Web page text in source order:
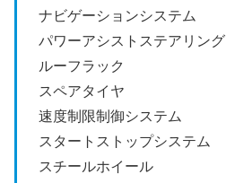
ナビゲーションシステム
パワーアシストステアリング
ルーフラック
スペアタイヤ
速度制限制御システム
スタートストップシステム
スチールホイール